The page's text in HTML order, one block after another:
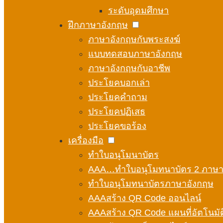
ระดับอุดมศึกษา
ฝึกภาษาอังกฤษ
ภาษาอังกฤษกับพระสงฆ์
แบบทดสอบภาษาอังกฤษ
ภาษาอังกฤษกับอาชีพ
ประโยคบอกเล่า
ประโยคคำถาม
ประโยคปฏิเสธ
ประโยคขอร้อง
เครื่องมือ
ทำใบอนุโมนาบัตร
AAA…ทำใบอนุโมทนาบัตร 2 ภาษา
ทำใบอนุโมทนาบัตรภาษาอังกฤษ
AAAสร้าง QR Code ออนไลน์
AAAสร้าง QR Code แผนที่อัตโนมั